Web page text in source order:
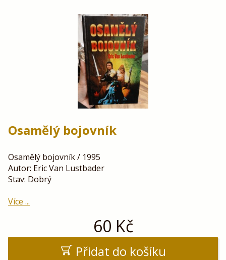
Osamělý bojovník
Osamělý bojovník / 1995
Autor: Eric Van Lustbader
Stav: Dobrý
Více ...
60 Kč
Přidat do košíku